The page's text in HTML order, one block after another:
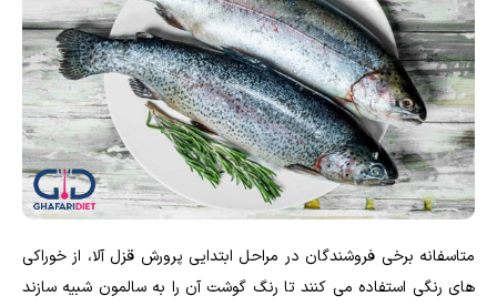
متاسفانه برخی فروشندگان در مراحل ابتدایی پرورش قزل آلا، از خوراکی
های رنگی استفاده می کنند تا رنگ گوشت آن را به سالمون شبیه سازند